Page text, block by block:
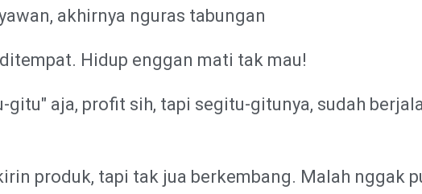
akhirnya nguras tabungan
Hidup enggan mati tak mau!
gitu" aja, profit sih, tapi segitu-gitunya, sudah
produk, tapi tak jua berkembang. Malah nggak